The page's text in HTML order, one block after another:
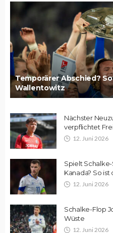
Temporärer Abschied?
Wallentowitz
Nächster
verpflichtet
12. Juni 2026
Spielt
Kanada? So ist
12. Juni 2026
Schalke-Flop
Wüste
12. Juni 2026